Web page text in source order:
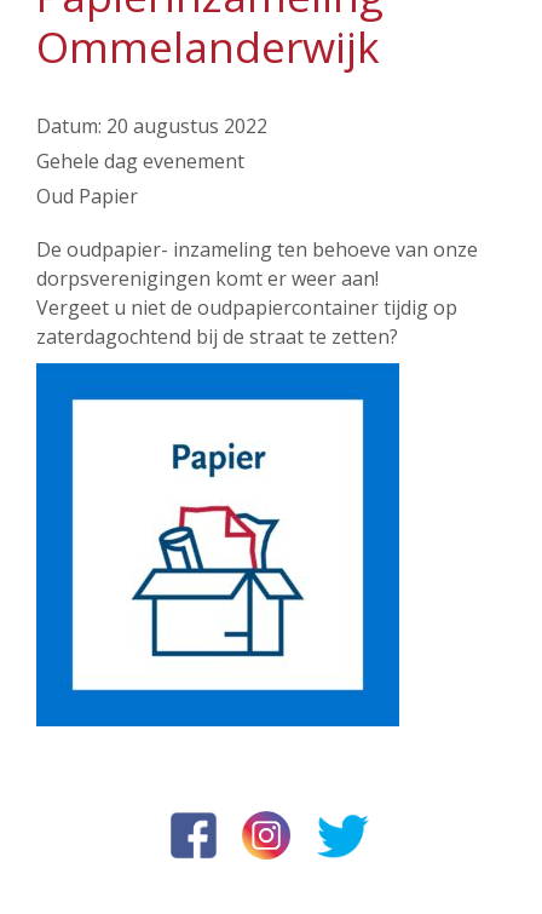
Ommelanderwijk
Datum: 20 augustus 2022
Gehele dag evenement
Oud Papier
De oudpapier- inzameling ten behoeve van onze
dorpsverenigingen komt er weer aan!
Vergeet u niet de oudpapiercontainer tijdig op
zaterdagochtend bij de straat te zetten?